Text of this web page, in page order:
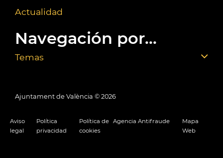
Actualidad
Navegación por...
Temas
Ajuntament de València © 2026
Aviso
legal
Política
privacidad
Política de
cookies
Agencia Antifraude
Mapa
Web